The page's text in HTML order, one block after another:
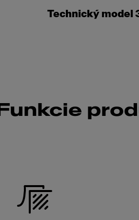
Technický model
Funkcie